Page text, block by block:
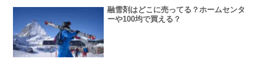
融雪剤はどこに売ってる？ホームセンタ
ーや100均で買える？